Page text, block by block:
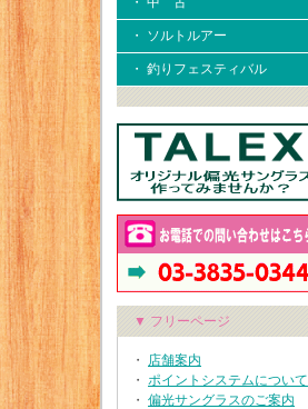
・ ソルトルアー
・ 釣りフェスティバル
▼ フリーページ
・ 店舗案内
・ ポイントシステムについて
・ 偏光サングラスのご案内